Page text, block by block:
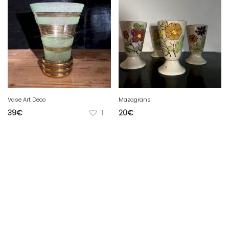
Vase Art Deco
39€ 1
Mazagrans
20€